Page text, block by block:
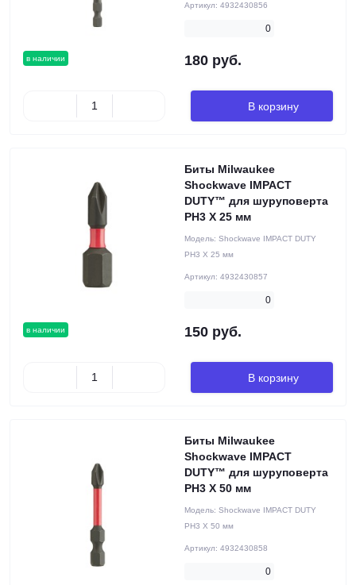
в наличии
Артикул: 4932430856
0
180 руб.
В корзину
в наличии
Биты Milwaukee
Shockwave IMPACT
DUTY™ для шуруповерта
PH3 X 25 мм
Модель: Shockwave IMPACT DUTY
PH3 X 25 мм
Артикул: 4932430857
0
150 руб.
В корзину
Биты Milwaukee
Shockwave IMPACT
DUTY™ для шуруповерта
PH3 X 50 мм
Модель: Shockwave IMPACT DUTY
PH3 X 50 мм
Артикул: 4932430858
0